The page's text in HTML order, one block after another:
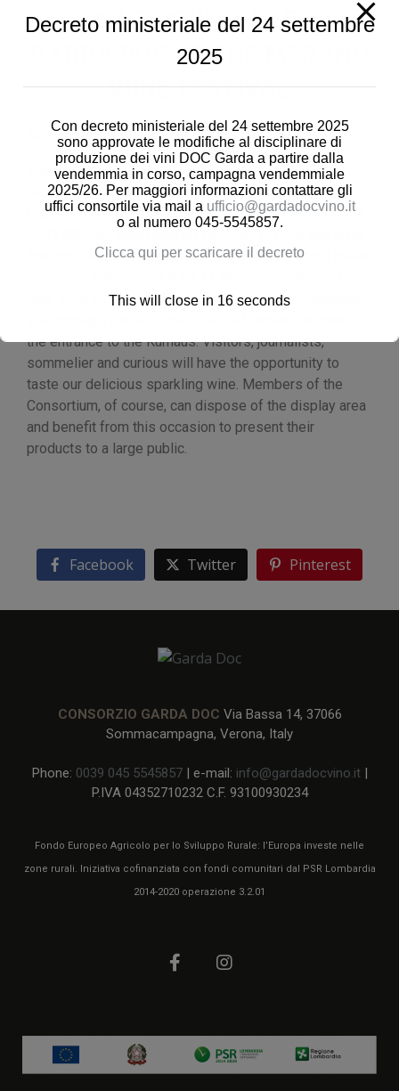
FRONT-ROW SEAT FOR
GARDA DOC AT THE MERANO
WINE FESTIVAL
November 9th – 13th 2018
Garda Doc Consortiumkeeps on collecting
prestigious occasions to present the new Garda Doc
bubbly! The next appointment is at theMERANO WINE
that has been livening up the streets of the small Italian
will show off in a dedicated booth, situated
the entrance to the Kurhaus. Visitors, journalists,
sommelier and curious will have the opportunity to
taste our delicious sparkling wine. Members of the
Consortium, of course, can dispose of the display area
and benefit from this occasion to present their
products to a large public.
Facebook Twitter Pinterest
CONSORZIO GARDA DOC Via Bassa 14, 37066
Sommacampagna, Verona, Italy
Phone: 0039 045 5545857| e-mail: info@gardadocvino.it|
P.IVA 04352710232 C.F. 93100930234
Fondo Europeo Agricolo per lo Sviluppo Rurale: l’Europa investe nelle
zone rurali. Iniziativa cofinanziata con fondi comunitari dal PSR Lombardia
2014-2020 operazione 3.2.01
Decreto ministeriale del 24 settembre
2025
Con decreto ministeriale del 24 settembre 2025
sono approvate le modifiche al disciplinare di
produzione dei vini DOC Garda a partire dalla
vendemmia in corso, campagna vendemmiale
2025/26. Per maggiori informazioni contattare gli
uffici consortile via mail a ufficio@gardadocvino.it
o al numero 045-5545857.
Clicca qui per scaricare il decreto
This will close in 16 seconds